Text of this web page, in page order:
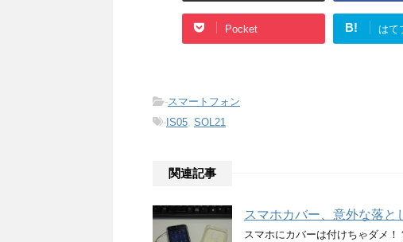
Pocket B! はて
-スマートフォン
- IS05, SOL21
関連記事
スマホカバー、意外な落と
スマホにカバーは付けちゃダメ！